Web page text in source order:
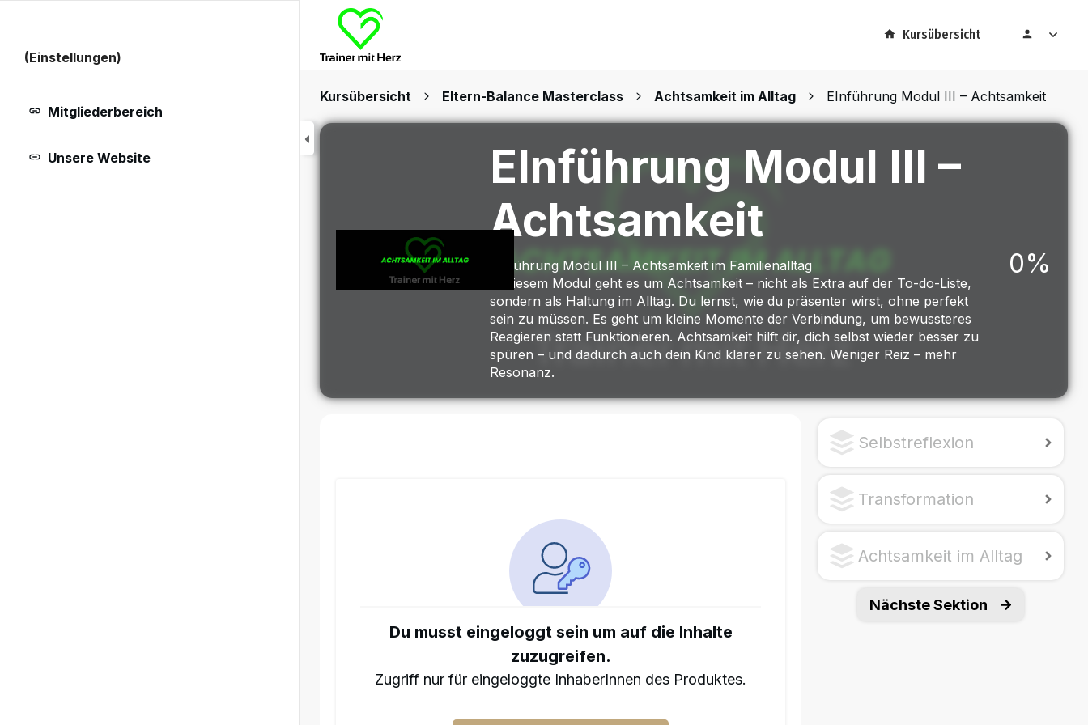
Kursübersicht
Kursübersicht Eltern-Balance Masterclass Achtsamkeit im Alltag EInführung Modul III – Achtsamkeit
EInführung Modul III –
Achtsamkeit
Einführung Modul III – Achtsamkeit im Familienalltag
In diesem Modul geht es um Achtsamkeit – nicht als Extra auf der To-do-Liste,
sondern als Haltung im Alltag. Du lernst, wie du präsenter wirst, ohne perfekt
sein zu müssen. Es geht um kleine Momente der Verbindung, um bewussteres
Reagieren statt Funktionieren. Achtsamkeit hilft dir, dich selbst wieder besser zu
spüren – und dadurch auch dein Kind klarer zu sehen. Weniger Reiz – mehr
Resonanz.
0%
Du musst eingeloggt sein um auf die Inhalte
zuzugreifen.
Zugriff nur für eingeloggte InhaberInnen des Produktes.
Selbstreflexion
Transformation
Achtsamkeit im Alltag
Nächste Sektion
(Einstellungen)
Mitgliederbereich
Unsere Website